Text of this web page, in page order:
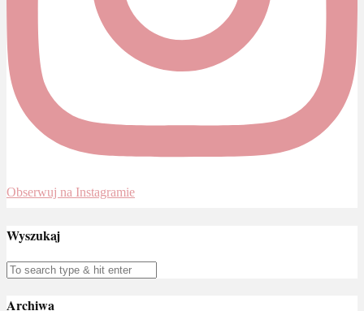
Obserwuj na Instagramie
Wyszukaj
Archiwa